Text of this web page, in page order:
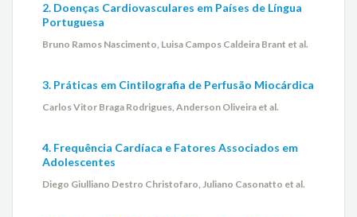
2. Doenças Cardiovasculares em Países de Língua
Portuguesa
Bruno Ramos Nascimento, Luisa Campos Caldeira Brant et al.
3. Práticas em Cintilografia de Perfusão Miocárdica
Carlos Vitor Braga Rodrigues, Anderson Oliveira et al.
4. Frequência Cardíaca e Fatores Associados em
Adolescentes
Diego Giulliano Destro Christofaro, Juliano Casonatto et al.